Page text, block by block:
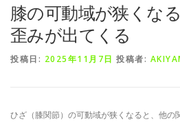
膝の可動域が狭くな
歪みが出てくる
投稿日: 2025年11月7日 投稿者:
ひざ（膝関節）の可動域が狭くなると、他の